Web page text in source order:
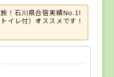
！石川県合宿実績No.1!
イレ付）オススメです！